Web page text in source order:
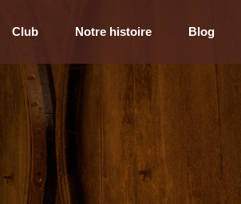
Club Notre histoire Blog